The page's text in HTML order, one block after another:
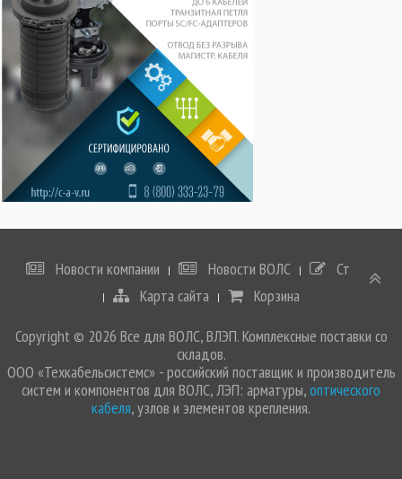
Новости компании Новости ВОЛС
Статьи
Карта сайта
Корзина
Copyright © 2026 Все для ВОЛС, ВЛЭП. Комплексные поставки со
складов.
ООО «Техкабельсистемс» - российский поставщик и производитель
систем и компонентов для ВОЛС, ЛЭП: арматуры,оптического
кабеля, узлов и элементов крепления.